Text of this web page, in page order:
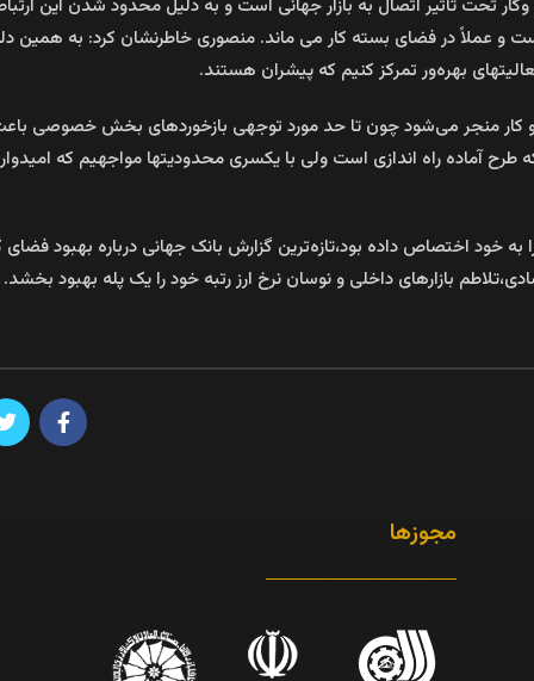
تحت تأثیر اتصال به بازار جهانی است و به دلیل محدود شدن این
عملاً در فضای بسته‌ کار می ماند. منصوری خاطرنشان کرد: به همین
بهره‌ور تمرکز کنیم که پیشران هستند.
کار منجر می‌شود چون تا حد مورد توجهی بازخوردهای بخش خصوصی
طرح آماده راه اندازی است ولی با یکسری محدودیتها مواجهیم که
گزارش ایسنا، در حالی که ایران سال گذشته در شاخص جهانی سهولت کسب‌ و کار رتبه ۱۲۸را به خود اختصاص داده بود،تازه‌ترین گزارش
مجوزها